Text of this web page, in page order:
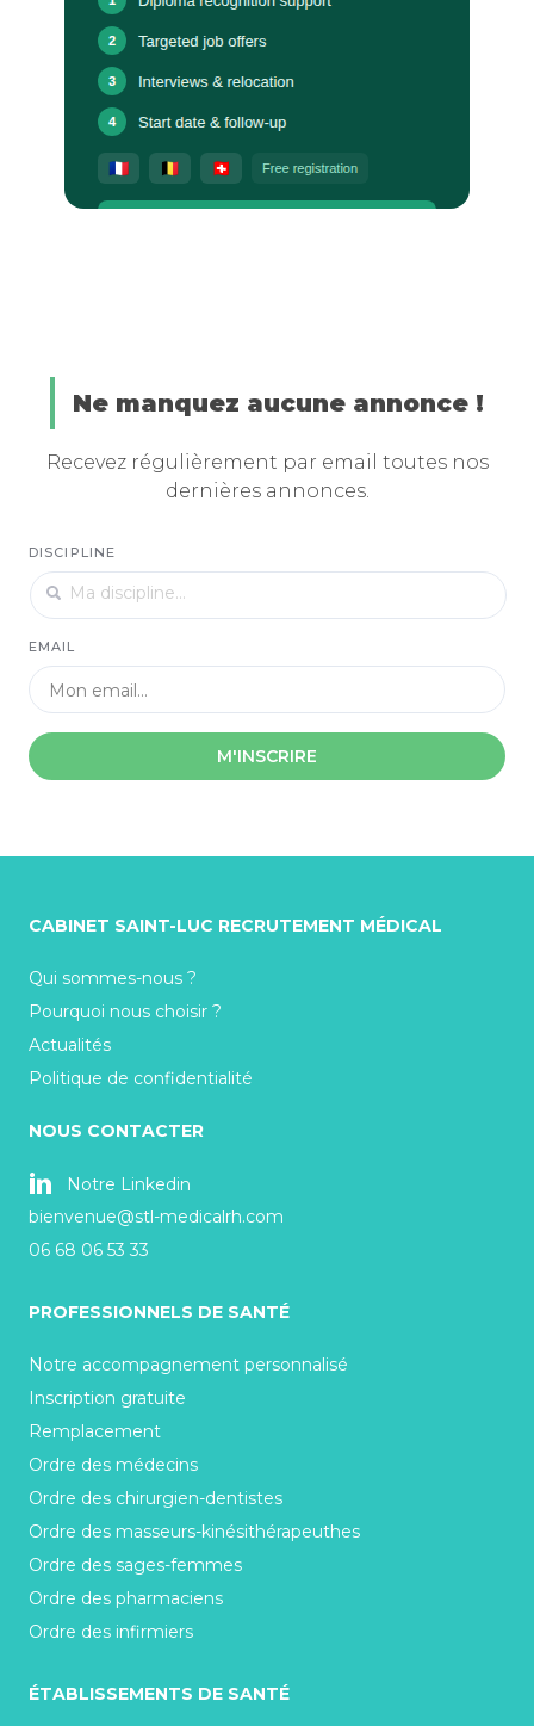
Ne manquez aucune annonce !
Recevez régulièrement par email toutes nos
dernières annonces.
DISCIPLINE
EMAIL
M'INSCRIRE
CABINET SAINT-LUC RECRUTEMENT MÉDICAL
Qui sommes-nous ?
Pourquoi nous choisir ?
Actualités
Politique de confidentialité
NOUS CONTACTER
Notre Linkedin
bienvenue@stl-medicalrh.com
06 68 06 53 33
PROFESSIONNELS DE SANTÉ
Notre accompagnement personnalisé
Inscription gratuite
Remplacement
Ordre des médecins
Ordre des chirurgien-dentistes
Ordre des masseurs-kinésithérapeuthes
Ordre des sages-femmes
Ordre des pharmaciens
Ordre des infirmiers
ÉTABLISSEMENTS DE SANTÉ